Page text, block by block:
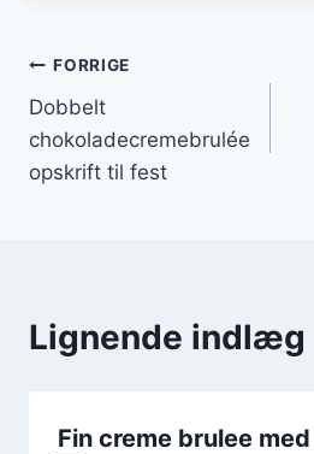
Indlægsnavigation
FORRIGE
Dobbelt
chokoladecremebrulée
opskrift til fest
Lignende indlæg
Fin creme brulee med